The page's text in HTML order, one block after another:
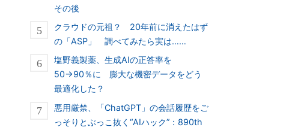
その後
クラウドの元祖？ 20年前に消えたはず
の「ASP」 調べてみたら実は……
塩野義製薬、生成AIの正答率を
50→90％に 膨大な機密データをどう
最適化した？
悪用厳禁、「ChatGPT」の会話履歴をご
っそりとぶっこ抜く“AIハック”：890th